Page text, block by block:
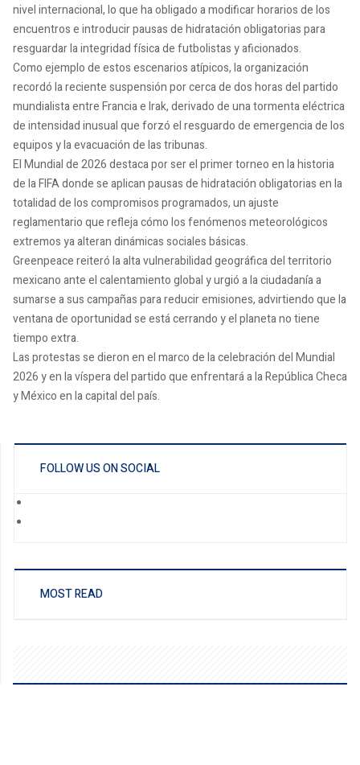
nivel internacional, lo que ha obligado a modificar horarios de los
encuentros e introducir pausas de hidratación obligatorias para
resguardar la integridad física de futbolistas y aficionados.
Como ejemplo de estos escenarios atípicos, la organización
recordó la reciente suspensión por cerca de dos horas del partido
mundialista entre Francia e Irak, derivado de una tormenta eléctrica
de intensidad inusual que forzó el resguardo de emergencia de los
equipos y la evacuación de las tribunas.
El Mundial de 2026 destaca por ser el primer torneo en la historia
de la FIFA donde se aplican pausas de hidratación obligatorias en la
totalidad de los compromisos programados, un ajuste
reglamentario que refleja cómo los fenómenos meteorológicos
extremos ya alteran dinámicas sociales básicas.
Greenpeace reiteró la alta vulnerabilidad geográfica del territorio
mexicano ante el calentamiento global y urgió a la ciudadanía a
sumarse a sus campañas para reducir emisiones, advirtiendo que la
ventana de oportunidad se está cerrando y el planeta no tiene
tiempo extra.
Las protestas se dieron en el marco de la celebración del Mundial
2026 y en la víspera del partido que enfrentará a la República Checa
y México en la capital del país.
FOLLOW US ON SOCIAL
MOST READ